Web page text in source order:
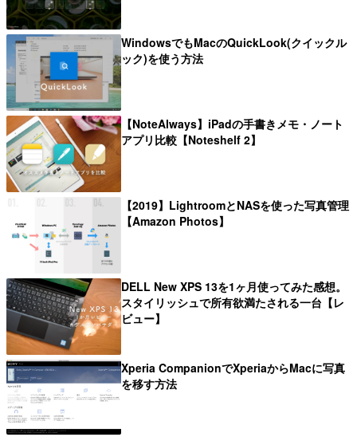
WindowsでもMacのQuickLook(クイックル
ック)を使う方法
【NoteAlways】iPadの手書きメモ・ノート
アプリ比較【Noteshelf 2】
【2019】LightroomとNASを使った写真管理
【Amazon Photos】
DELL New XPS 13を1ヶ月使ってみた感想。
スタイリッシュで所有欲満たされる一台【レ
ビュー】
Xperia CompanionでXperiaからMacに写真
を移す方法